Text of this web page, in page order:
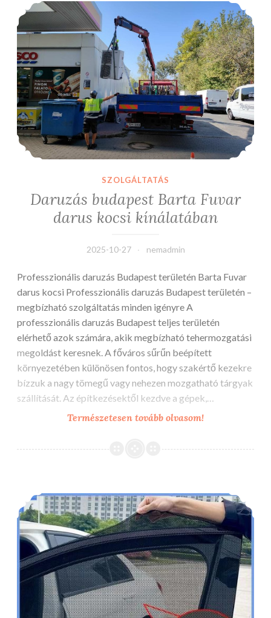
SZOLGÁLTATÁS
Daruzás budapest Barta Fuvar
darus kocsi kínálatában
2025-10-27 nemadmin
Professzionális daruzás Budapest területén Barta Fuvar
darus kocsi Professzionális daruzás Budapest területén –
megbízható szolgáltatás minden igényre A
professzionális daruzás Budapest teljes területén
elérhető azok számára, akik megbízható tehermozgatási
megoldást keresnek. A főváros sűrűn beépített
környezetében különösen fontos, hogy szakértő kezekre
bízzuk a nagy tömegű vagy nehezen mozgatható tárgyak
szállítását. Az építkezésektől kezdve a gépek,…
Természetesen tovább olvasom!Daruzás
Barta
kocsi
kínálatában
Nélkülözhetetlen, de kik számára?